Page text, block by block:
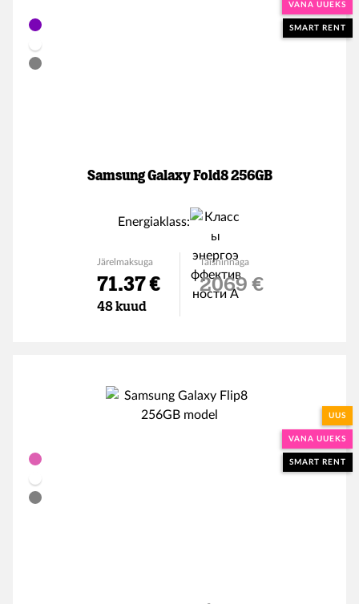
VANA UUEKS
SMART RENT
Samsung Galaxy Fold8 256GB
Energiaklass:
Järelmaksuga
71.37 €
48 kuud
Täishinnaga
2069 €
UUS
VANA UUEKS
SMART RENT